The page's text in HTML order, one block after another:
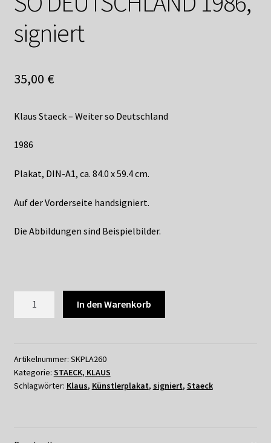
Suchservice
signiert
35,00 €
Klaus Staeck – Weiter so Deutschland
1986
Plakat, DIN-A1, ca. 84.0 x 59.4 cm.
Auf der Vorderseite handsigniert.
Die Abbildungen sind Beispielbilder.
SO
DEUTSCHLAND
1986,
In den Warenkorb
Artikelnummer: SKPLA260
Kategorie: STAECK, KLAUS
Schlagwörter: Klaus, Künstlerplakat, signiert, Staeck